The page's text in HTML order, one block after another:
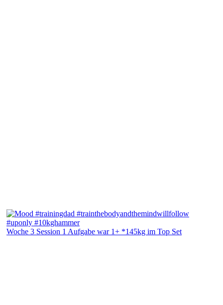
Woche 3 Session 1 Aufgabe war 1+ *145kg im Top Set